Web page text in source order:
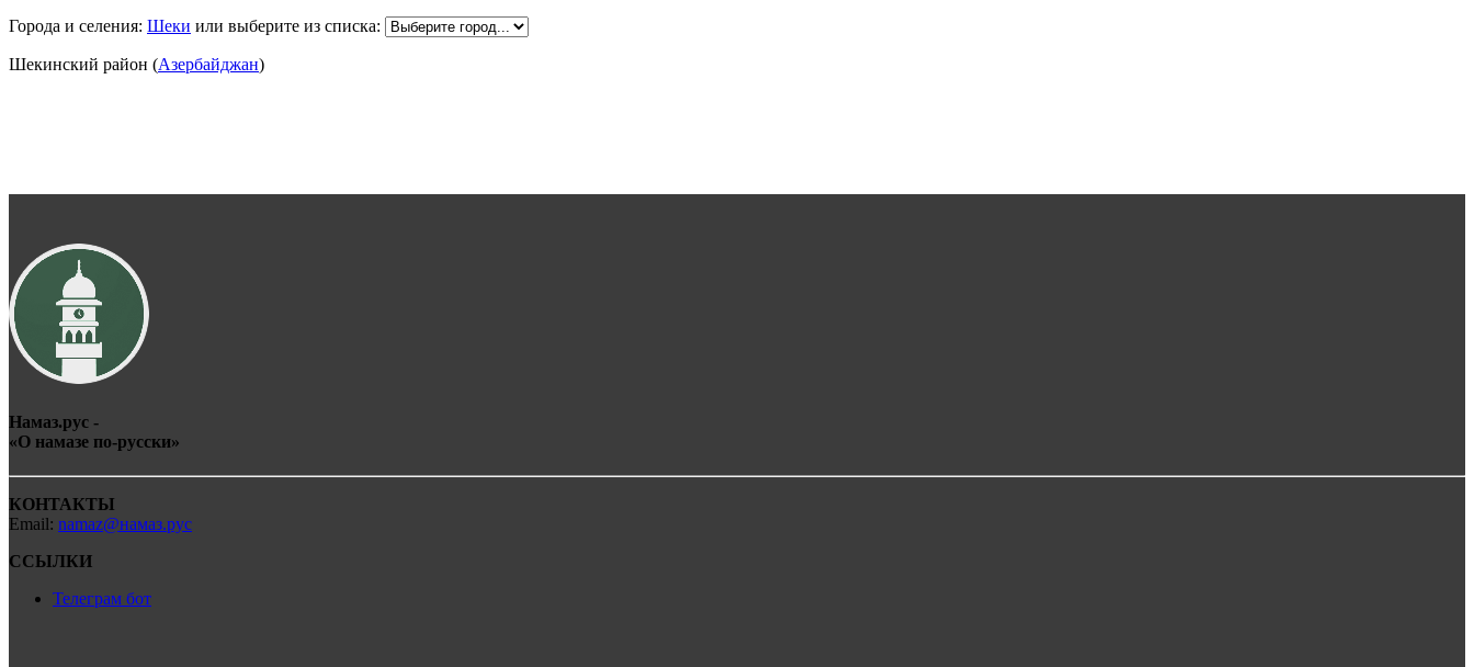
Города и селения: Шеки или выберите из списка:
Шекинский район (Азербайджан)
Намаз.рус -
«О намазе по-русски»
КОНТАКТЫ
Email: namaz@намаз.рус
ССЫЛКИ
Телеграм бот